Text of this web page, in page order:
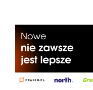
Pokaż
większy
obrazek